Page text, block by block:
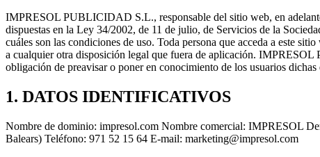
IMPRESOL PUBLICIDAD S.L., responsable del sitio web, en
dispuestas en la Ley 34/2002, de 11 de julio, de Servicios de la
cuáles son las condiciones de uso. Toda persona que acceda a este
a cualquier otra disposición legal que fuera de aplicación.
obligación de preavisar o poner en conocimiento de los usuarios
1. DATOS IDENTIFICATIVOS
Nombre de dominio: impresol.com Nombre comercial: IMPRESOL
Balears) Teléfono: 971 52 15 64 E-mail: marketing@impresol.com